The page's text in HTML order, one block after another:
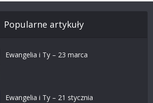
Popularne artykuły
Ewangelia i Ty – 23 marca
Ewangelia i Ty – 21 stycznia